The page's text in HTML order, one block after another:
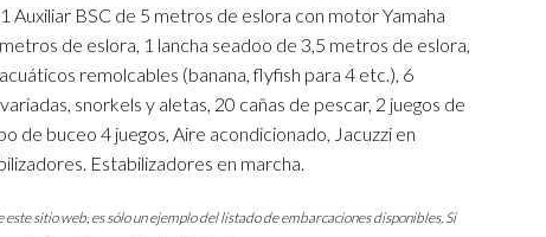
1 Auxiliar BSC de 5 metros de eslora con motor Yamaha
de eslora, 1 lancha seadoo de 3,5 metros de eslora,
remolcables (banana, flyfish para 4 etc.), 6
snorkels y aletas, 20 cañas de pescar, 2 juegos de
de buceo 4 juegos, Aire acondicionado, Jacuzzi en
Estabilizadores en marcha.
este sitio web, es sólo un ejemplo del listado de embarcaciones disponibles. Si